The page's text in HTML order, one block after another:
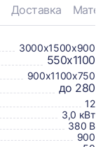
Доставка
3000х1500х900
550х1100
900х1100х750
до 280
12
3,0 кВт
380 В
900